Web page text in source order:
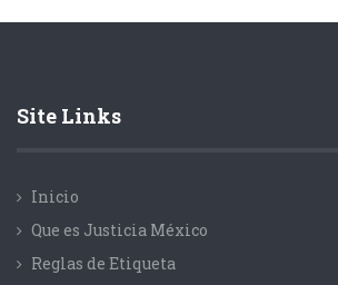
Site Links
Inicio
Que es Justicia México
Reglas de Etiqueta